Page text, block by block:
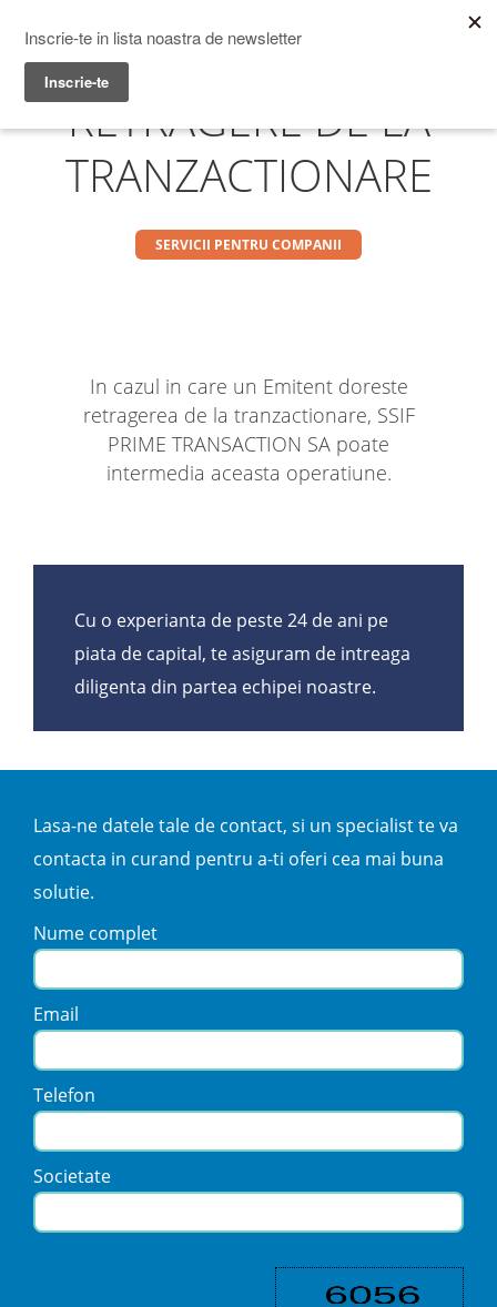
Menu
Prime Transaction
RETRAGERE DE LA
TRANZACTIONARE
SERVICII PENTRU COMPANII
In cazul in care un Emitent doreste
retragerea de la tranzactionare, SSIF
PRIME TRANSACTION SA poate
intermedia aceasta operatiune.
Cu o experianta de peste 24 de ani pe
piata de capital, te asiguram de intreaga
diligenta din partea echipei noastre.
Lasa-ne datele tale de contact, si un specialist te va
contacta in curand pentru a-ti oferi cea mai buna
solutie.
Nume complet
Email
Telefon
Societate